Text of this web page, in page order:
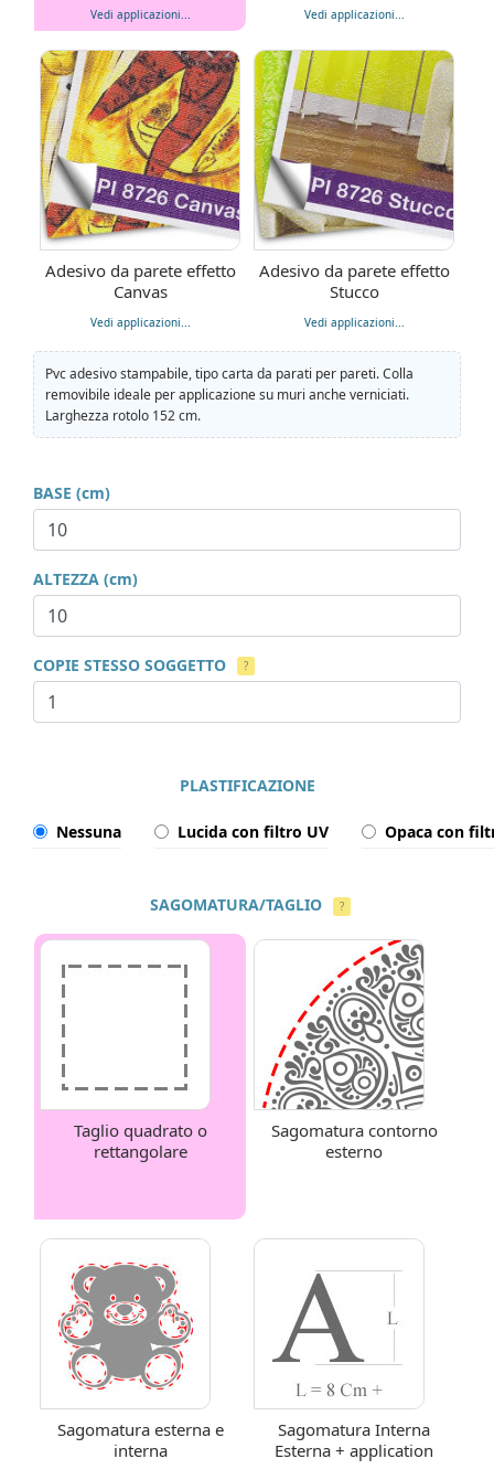
Vedi applicazioni... Vedi applicazioni...
Adesivo da parete effetto
Canvas
Vedi applicazioni...
Adesivo da parete effetto
Stucco
Vedi applicazioni...
Pvc adesivo stampabile, tipo carta da parati per pareti. Colla
removibile ideale per applicazione su muri anche verniciati.
Larghezza rotolo 152 cm.
BASE (cm)
ALTEZZA (cm)
COPIE STESSO SOGGETTO ?
PLASTIFICAZIONE
Nessuna Lucida con filtro UV Opaca con
SAGOMATURA/TAGLIO ?
Taglio quadrato o
rettangolare
Sagomatura contorno
esterno
Sagomatura esterna e
interna
Sagomatura Interna
Esterna + application